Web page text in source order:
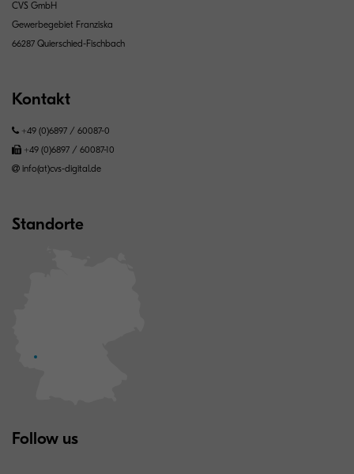
CVS GmbH
Gewerbegebiet Franziska
66287 Quierschied-Fischbach
Kontakt
+49 (0)6897 / 60087-0
+49 (0)6897 / 60087-10
info(at)cvs-digital.de
Standorte
Follow us